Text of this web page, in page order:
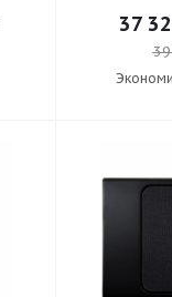
37